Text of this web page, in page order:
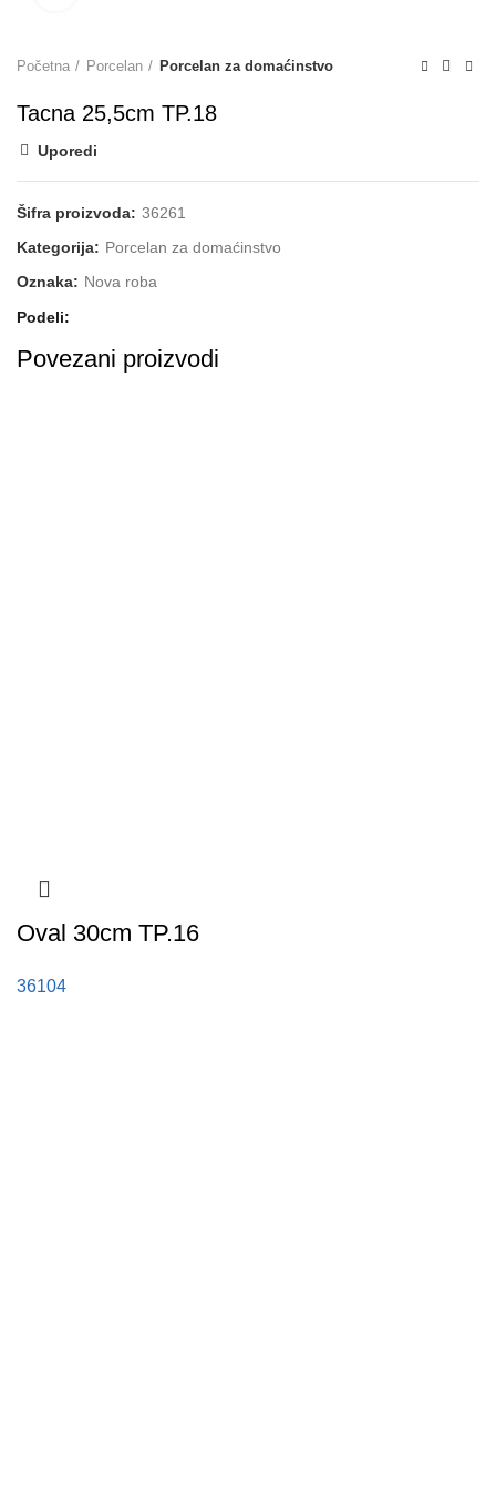
Početna Porcelan Porcelan za domaćinstvo
Tacna 25,5cm TP.18
Uporedi
Šifra proizvoda: 36261
Kategorija: Porcelan za domaćinstvo
Oznaka: Nova roba
Podeli
Povezani proizvodi
Oval 30cm TP.16
36104